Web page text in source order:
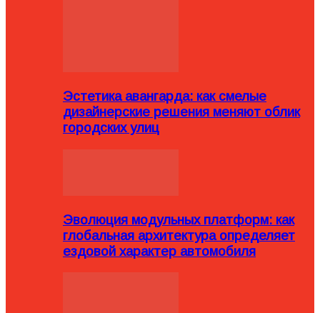
Эстетика авангарда: как смелые
дизайнерские решения меняют облик
городских улиц
Эволюция модульных платформ: как
глобальная архитектура определяет
ездовой характер автомобиля